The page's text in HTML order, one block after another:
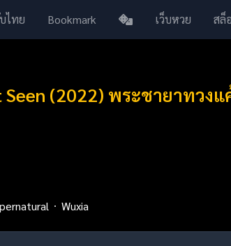
ไทย Bookmark เว็บหวย สล็
Seen (2022) พระชายาทว
Wuxia